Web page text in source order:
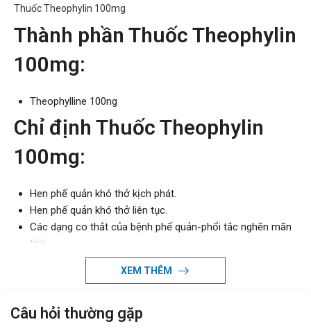
Thuốc Theophylin 100mg
Thành phần Thuốc Theophylin
100mg:
Theophylline 100ng
Chỉ định Thuốc Theophylin
100mg:
Hen phế quản khó thở kịch phát.
Hen phế quản khó thở liên tục.
Các dạng co thắt của bệnh phế quản-phổi tắc nghẽn mãn
tính.
Liều lượng – Cách dùng:
Người lớn 10 mg/kg/ngày, dùng 1 lần trước khi đi ngủ hoặc
dùng 2 lần sáng, tối.
XEM THÊM
Câu hỏi thường gặp